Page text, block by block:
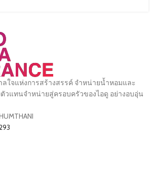
ใจแห่งการสร้างสรรค์ จำหน่ายน้ำหอมและ
วแทนจำหน่ายสู่ครอบครัวของไอดู อย่างอบอุ่น